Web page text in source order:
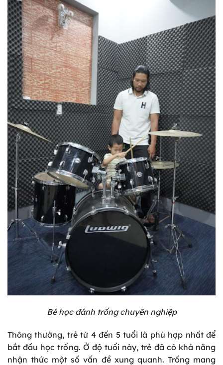
Bé học đánh trống chuyên nghiệp
Thông thường, trẻ từ 4 đến 5 tuổi là phù hợp nhất để
bắt đầu học trống. Ở độ tuổi này, trẻ đã có khả năng
nhận thức một số vấn đề xung quanh. Trống mang